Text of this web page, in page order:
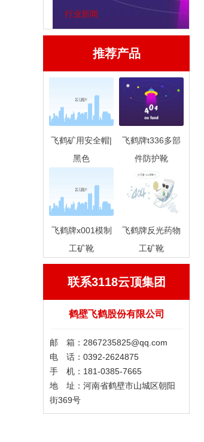
行业新闻
推荐产品
飞鹤矿用安全帽|
黑色
飞鹤牌t336多部
件防护靴
飞鹤牌x001模制
工矿靴
飞鹤牌反光药物
工矿靴
联系3118云顶集团
鹤壁飞鹤股份有限公司
邮 箱： 2867235825@qq.com
电 话：0392-2624875
手 机：181-0385-7665
地 址：河南省鹤壁市山城区朝阳
街369号